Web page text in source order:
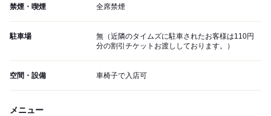
禁煙・喫煙 全席禁煙
駐車場
無（近隣のタイムズに駐車されたお客様は110円
分の割引チケットお渡ししております。）
空間・設備 車椅子で入店可
メニュー